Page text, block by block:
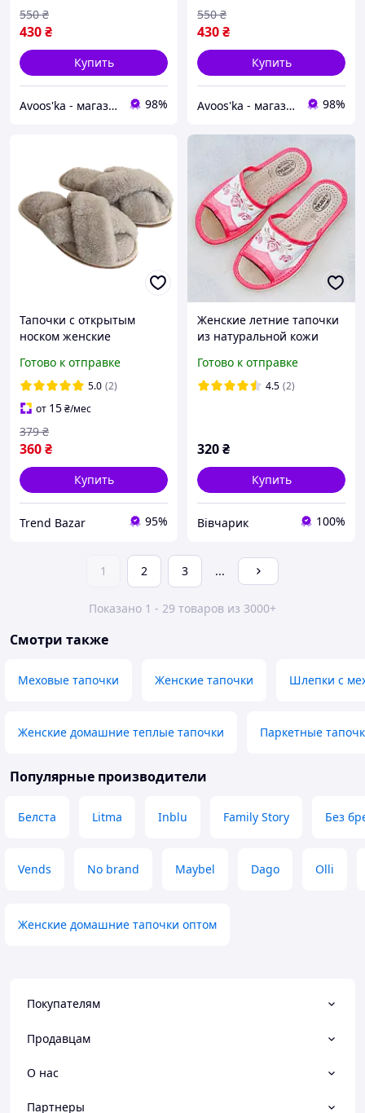
430₴
550 ₴
Купить
Avoos'ka - магазин для Вашого дому та комфорту,) 98%
430₴
550 ₴
Купить
Avoos'ka - магазин для Вашого дому та комфорту,) 98%
Тапочки с открытым
носком женские
светло-бежевые
Готово к отправке
5.0 (2)
от 15₴/мес
360₴
379 ₴
Купить
Trend Bazar 95%
Женские летние тапочки
из натуральной кожи
тапки 35-41
Готово к отправке
4.5 (2)
320₴
Купить
Вівчарик 100%
1 2 3 ...
Показано 1 - 29 товаров из 3000+
Смотри также
Меховые тапочки Женские тапочки Шлепки с
Женские домашние теплые тапочки Паркетные
Популярные производители
Белста Litma Inblu Family Story Без
Vends No brand Maybel Dago Olli
Женские домашние тапочки оптом
Покупателям
Продавцам
О нас
Партнеры